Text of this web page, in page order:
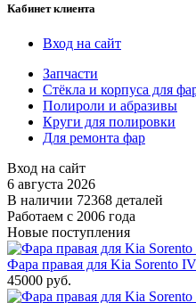
Кабинет клиента
Вход на сайт
Запчасти
Стёкла и корпуса для
Полироли и абразивы
Круги для полировки
Для ремонта фар
Вход на сайт
6 августа 2026
В наличии 72368 деталей
Работаем с 2006 года
Новые поступления
Фара правая для Kia Sorento
45000 руб.